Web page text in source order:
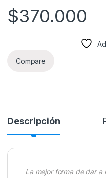
$370.000
Compare
Descripción
La mejor forma de dar a